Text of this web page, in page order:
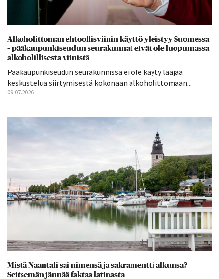
Alkoholittoman ehtoollisviinin käyttö yleistyy Suomessa
– pääkaupunkiseudun seurakunnat eivät ole luopumassa
alkoholillisesta viinistä
Pääkaupunkiseudun seurakunnissa ei ole käyty laajaa
keskustelua siirtymisestä kokonaan alkoholittomaan...
09.07.2026
Mistä Naantali sai nimensä ja sakramentti alkunsa?
Seitsemän jännää faktaa latinasta